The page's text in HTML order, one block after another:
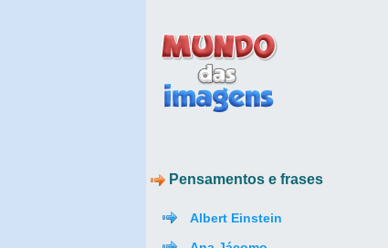
Pensamentos e frases
Albert Einstein